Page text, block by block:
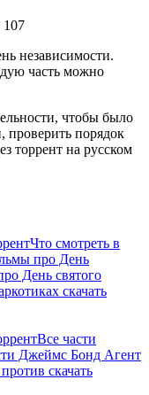
107
независимости.
часть можно
чтобы было
проверить порядок
торрент на русском
Что смотреть в
про День
День святого
скачать
Все части
Джеймс Бонд Агент
скачать